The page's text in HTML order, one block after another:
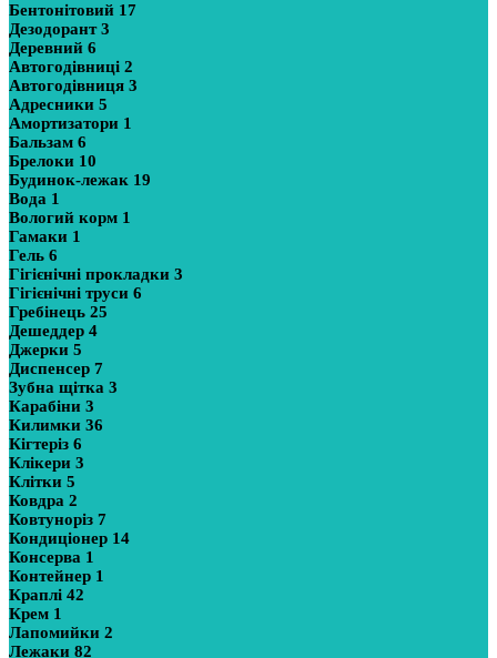
Бентонітовий 17
Дезодорант3
Деревний 6
Автогодівниці 2
Автогодівниця 3
Адресники 5
Амортизатори 1
Бальзам 6
Брелоки 10
Будинок-лежак 19
Вода 1
Вологий корм 1
Гамаки 1
Гель 6
Гігієнічні прокладки 3
Гігієнічні труси 6
Гребінець 25
Дешеддер 4
Джерки 5
Диспенсер 7
Зубна щітка 3
Карабіни 3
Килимки 36
Кігтеріз 6
Клікери 3
Клітки 5
Ковдра 2
Ковтуноріз 7
Кондиціонер 14
Консерва 1
Контейнер 1
Краплі 42
Крем 1
Лапомийки 2
Лежаки 82